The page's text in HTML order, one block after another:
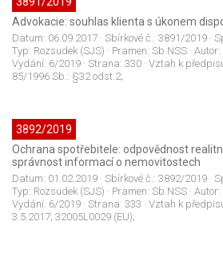
Advokacie: souhlas klienta s úkonem
Datum: 06.09.2017 · Sbírkové č.: 3891/2019 ·
Typ: Rozsudek (SJS) · Pramen: Sb.NSS · Autor:
Vydání: 6/2019 · Strana: 330 · Vztah k
85/1996 Sb.: §32 odst.2;
3892/2019
Ochrana spotřebitele: odpovědnost
správnost informací o nemovitostech
Datum: 01.02.2019 · Sbírkové č.: 3892/2019 ·
Typ: Rozsudek (SJS) · Pramen: Sb.NSS · Autor:
Vydání: 6/2019 · Strana: 333 · Vztah k
3.5.2017; 32005L0029 (EU);